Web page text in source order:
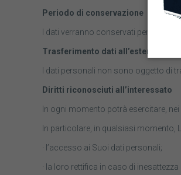
Periodo di conservazione
I dati verranno conservati per 24
Trasferimento dati all’estero.
I dati personali non sono oggetto di
Diritti riconosciuti all’interessato
In ogni momento potrà esercitare,
In particolare, in qualsiasi momento,
· l’accesso ai Suoi dati personali;
· la loro rettifica in caso di inesattezza